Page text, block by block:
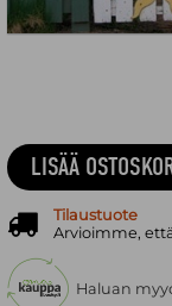
LISÄÄ
Tilaustuote
Arvioimme,
Haluan